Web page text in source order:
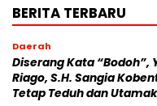
BERITA TERBARU
Daerah
Diserang Kata “Bodoh”,
Riago, S.H. Sangia
Tetap Teduh dan